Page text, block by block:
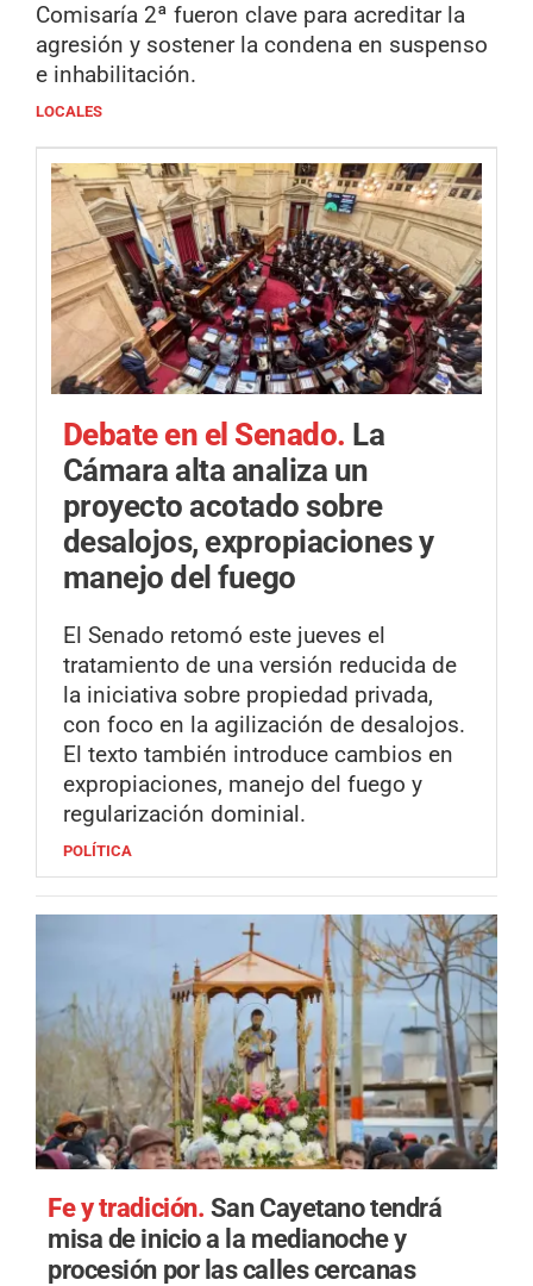
Comisaría 2ª fueron clave para acreditar la
agresión y sostener la condena en suspenso
e inhabilitación.
LOCALES
Debate en el Senado. La
Cámara alta analiza un
proyecto acotado sobre
desalojos, expropiaciones y
manejo del fuego
El Senado retomó este jueves el
tratamiento de una versión reducida de
la iniciativa sobre propiedad privada,
con foco en la agilización de desalojos.
El texto también introduce cambios en
expropiaciones, manejo del fuego y
regularización dominial.
POLÍTICA
Fe y tradición. San Cayetano tendrá
misa de inicio a la medianoche y
procesión por las calles cercanas